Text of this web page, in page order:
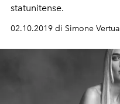
statunitense.
02.10.2019 di Simone Vertua